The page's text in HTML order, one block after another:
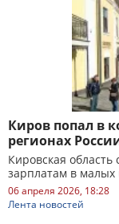
Киров попал в
регионах
Кировская область
зарплатам в малых
06 апреля 2026, 18:28
Лента новостей